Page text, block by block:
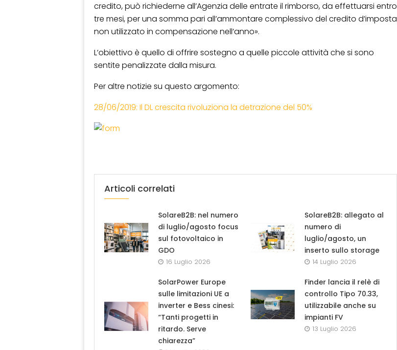
credito, può richiederne all’Agenzia delle entrate il rimborso, da effettuarsi entro
tre mesi, per una somma pari all’ammontare complessivo del credito d’imposta
non utilizzato in compensazione nell’anno».
L’obiettivo è quello di offrire sostegno a quelle piccole attività che si sono
sentite penalizzate dalla misura.
Per altre notizie su questo argomento:
28/06/2019: Il DL crescita rivoluziona la detrazione del 50%
Articoli correlati
SolareB2B: nel numero
di luglio/agosto focus
sul fotovoltaico in
GDO
16 Luglio 2026
SolareB2B: allegato al
numero di
luglio/agosto, un
inserto sullo storage
14 Luglio 2026
SolarPower Europe
sulle limitazioni UE a
inverter e Bess cinesi:
“Tanti progetti in
ritardo. Serve
chiarezza”
Finder lancia il relè di
controllo Tipo 70.33,
utilizzabile anche su
impianti FV
13 Luglio 2026